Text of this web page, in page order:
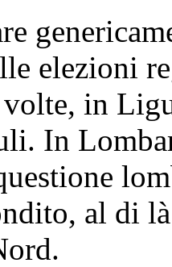
elezioni
in
In
al di